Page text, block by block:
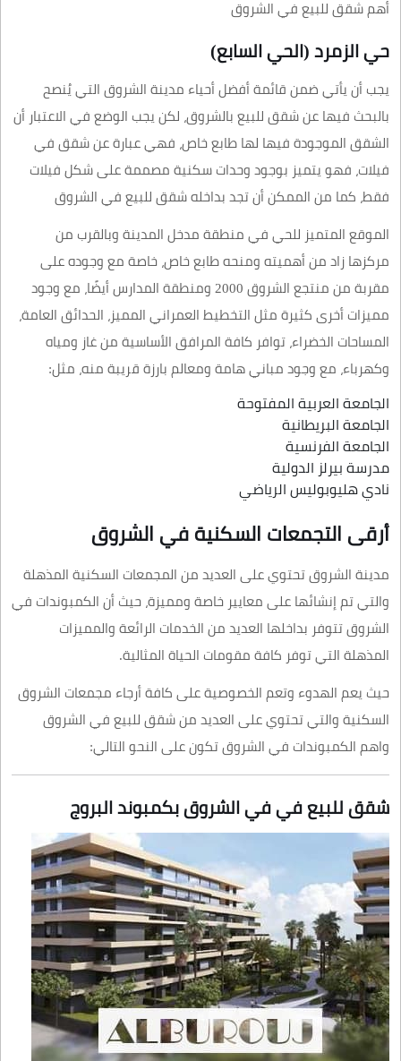
أهم شقق للبيع في الشروق
حي الزمرد (الحي السابع)
يجب أن يأتي ضمن قائمة أفضل أحياء مدينة الشروق التي يُنصح
بالبحث فيها عن شقق للبيع بالشروق، لكن يجب الوضع في الاعتبار أن
الشقق الموجودة فيها لها طابع خاص، فهي عبارة عن شقق في
فيلات، فهو يتميز بوجود وحدات سكنية مصممة على شكل فيلات
فقط، كما من الممكن أن تجد بداخله شقق للبيع في الشروق
الموقع المتميز للحي في منطقة مدخل المدينة وبالقرب من
مركزها زاد من أهميته ومنحه طابع خاص، خاصة مع وجوده على
مقربة من منتجع الشروق 2000 ومنطقة المدارس أيضًا، مع وجود
مميزات أخرى كثيرة مثل التخطيط العمراني المميز، الحدائق العامة،
المساحات الخضراء، توافر كافة المرافق الأساسية من غاز ومياه
وكهرباء، مع وجود مباني هامة ومعالم بارزة قريبة منه، مثل:
الجامعة العربية المفتوحة
الجامعة البريطانية
الجامعة الفرنسية
مدرسة بيرلز الدولية
نادي هليوبوليس الرياضي
أرقى التجمعات السكنية في الشروق
مدينة الشروق تحتوي على العديد من المجمعات السكنية المذهلة
والتي تم إنشائها على معايير خاصة ومميزة، حيث أن الكمبوندات في
الشروق تتوفر بداخلها العديد من الخدمات الرائعة والمميزات
المذهلة التي توفر كافة مقومات الحياة المثالية.
حيث يعم الهدوء وتعم الخصوصية على كافة أرجاء مجمعات الشروق
السكنية والتي تحتوي على العديد من شقق للبيع في الشروق
واهم الكمبوندات في الشروق تكون على النحو التالي:
شقق للبيع في في الشروق بكمبوند البروج